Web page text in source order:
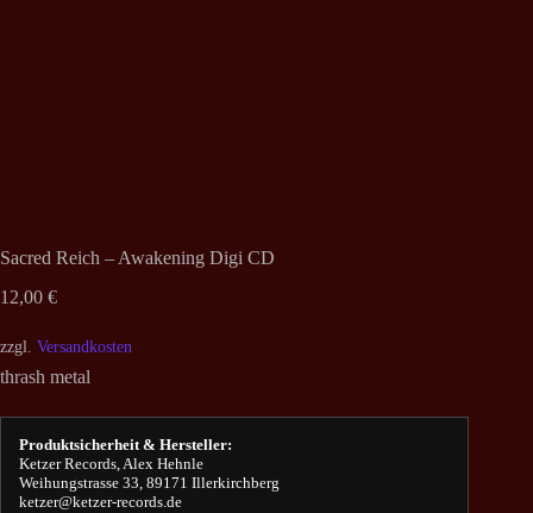
Sacred Reich – Awakening Digi CD
12,00 €
zzgl. Versandkosten
thrash metal
Produktsicherheit & Hersteller:
Ketzer Records, Alex Hehnle
Weihungstrasse 33, 89171 Illerkirchberg
ketzer@ketzer-records.de